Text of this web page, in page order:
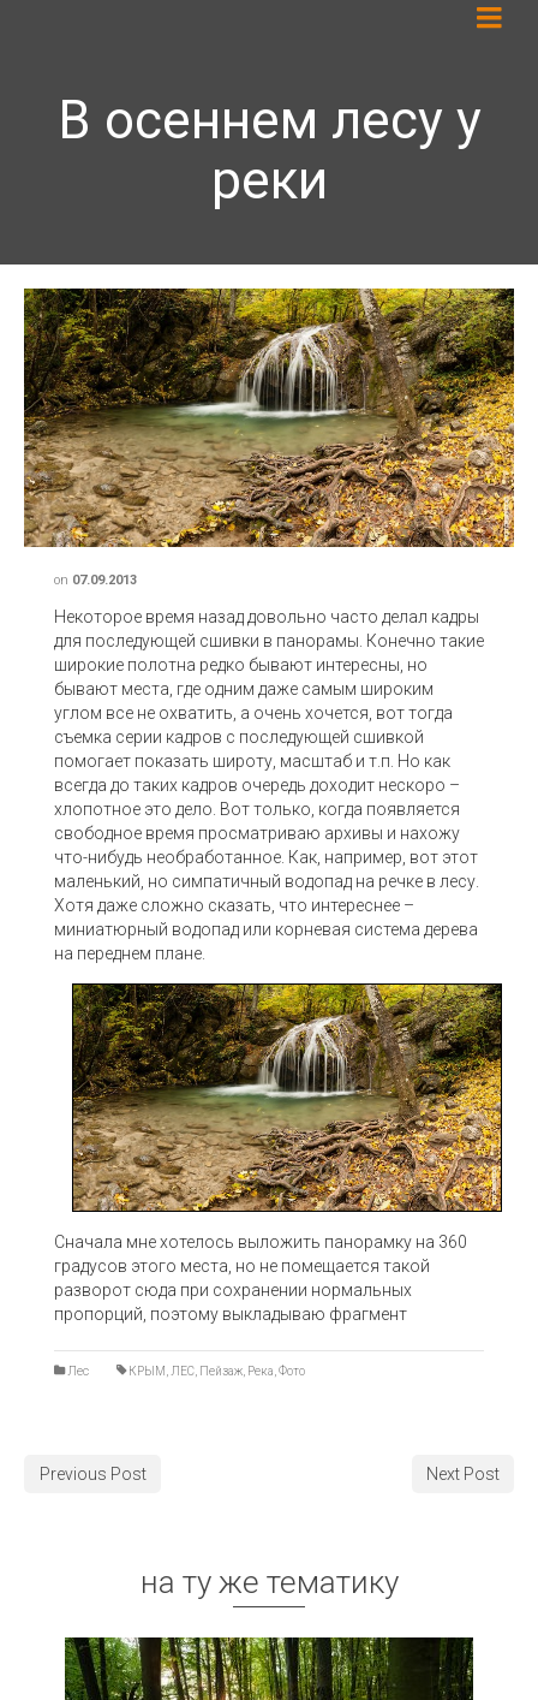
В осеннем лесу у
реки
on 07.09.2013
Некоторое время назад довольно часто делал кадры
для последующей сшивки в панорамы. Конечно такие
широкие полотна редко бывают интересны, но
бывают места, где одним даже самым широким
углом все не охватить, а очень хочется, вот тогда
съемка серии кадров с последующей сшивкой
помогает показать широту, масштаб и т.п. Но как
всегда до таких кадров очередь доходит нескоро –
хлопотное это дело. Вот только, когда появляется
свободное время просматриваю архивы и нахожу
что-нибудь необработанное. Как, например, вот этот
маленький, но симпатичный водопад на речке в лесу.
Хотя даже сложно сказать, что интереснее –
миниатюрный водопад или корневая система дерева
на переднем плане.
Сначала мне хотелось выложить панорамку на 360
градусов этого места, но не помещается такой
разворот сюда при сохранении нормальных
пропорций, поэтому выкладываю фрагмент
Лес КРЫМ ЛЕС Пейзаж Река Фото
Previous Post Next Post
на ту же тематику